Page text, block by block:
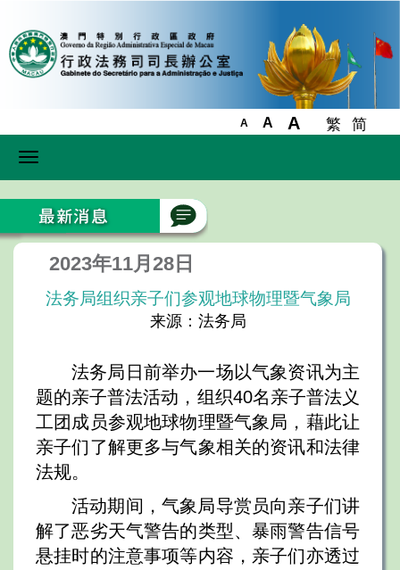
A A A 繁 简
Toggle
2023年11月28日
法务局组织亲子们参观地球物理暨气象局
来源：法务局
法务局日前举办一场以气象资讯为主
题的亲子普法活动，组织40名亲子普法义
工团成员参观地球物理暨气象局，藉此让
亲子们了解更多与气象相关的资讯和法律
法规。
活动期间，气象局导赏员向亲子们讲
解了恶劣天气警告的类型、暴雨警告信号
悬挂时的注意事项等内容，亲子们亦透过